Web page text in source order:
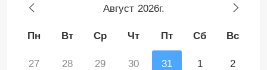
Август 2026г.
Пн Вт Ср Чт Пт Сб Вс
27 28 29 30 31 1 2